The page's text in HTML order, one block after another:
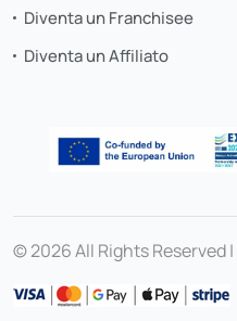
Diventa un Franchisee
Diventa un Affiliato
© 2026 All Rights Reserved |